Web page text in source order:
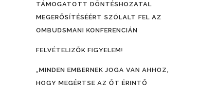
TÁMOGATOTT DÖNTÉSHOZATAL
MEGERŐSÍTÉSÉÉRT SZÓLALT FEL AZ
OMBUDSMANI KONFERENCIÁN
FELVÉTELIZŐK FIGYELEM!
„MINDEN EMBERNEK JOGA VAN AHHOZ,
HOGY MEGÉRTSE AZ ŐT ÉRINTŐ